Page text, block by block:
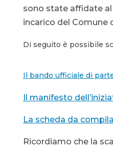
sono state affidate al
incarico del Comune
Di seguito è possibile
Il bando ufficiale di
Il manifesto
La scheda da
Ricordiamo che la